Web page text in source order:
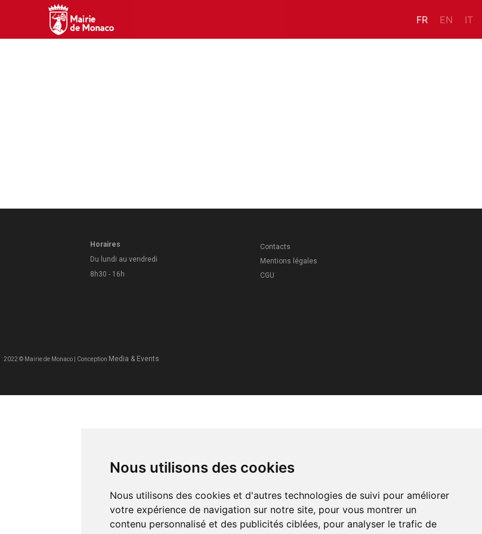
Nous utilisons des cookies
Nous utilisons des cookies et d'autres technologies de suivi pour améliorer
votre expérience de navigation sur notre site, pour vous montrer un
contenu personnalisé et des publicités ciblées, pour analyser le trafic de
FR EN IT
Horaires
Du lundi au vendredi
8h30 - 16h
Contacts
Mentions légales
CGU
2022 © Mairie de Monaco | Conception Media & Events